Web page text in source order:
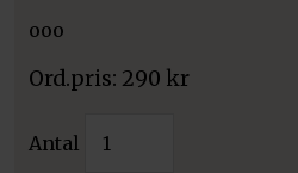
ooo
290 kr
Antal
Väggrosett